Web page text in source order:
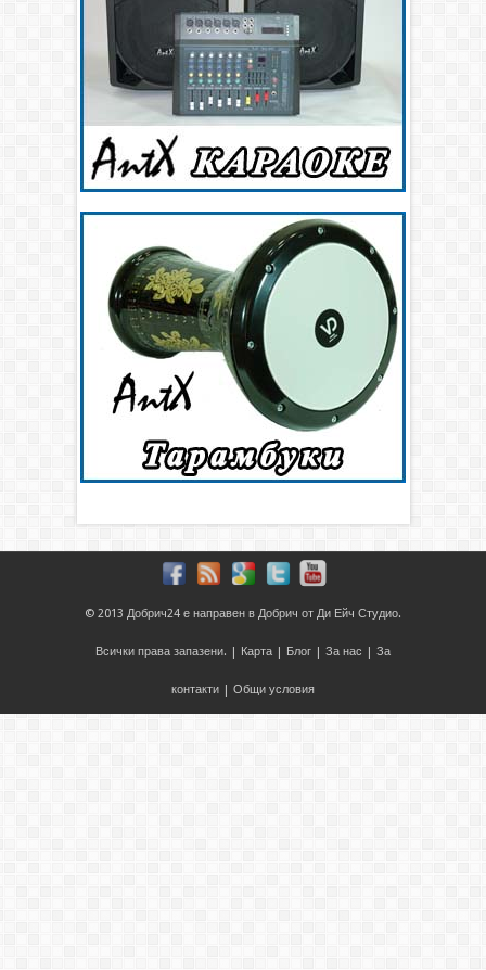
© 2013 Добрич24 е направен в Добрич от Ди Ейч Студио.
Всички права запазени. | Карта | Блог | За нас | За
контакти | Общи условия